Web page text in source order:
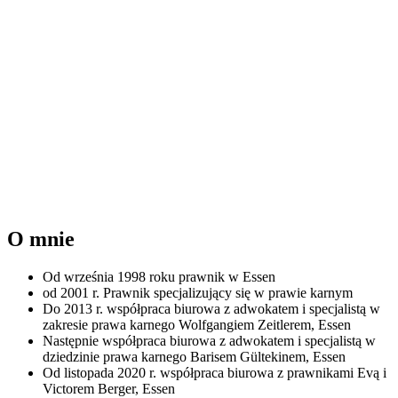
O mnie
Od września 1998 roku prawnik w Essen
od 2001 r. Prawnik specjalizujący się w prawie karnym
Do 2013 r. współpraca biurowa z adwokatem i specjalistą w
zakresie prawa karnego Wolfgangiem Zeitlerem, Essen
Następnie współpraca biurowa z adwokatem i specjalistą w
dziedzinie prawa karnego Barisem Gültekinem, Essen
Od listopada 2020 r. współpraca biurowa z prawnikami Evą i
Victorem Berger, Essen